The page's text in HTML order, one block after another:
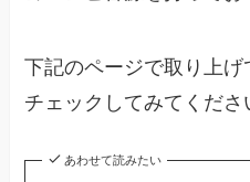
下記のページで取り上
チェックしてみてくださ
あわせて読みたい